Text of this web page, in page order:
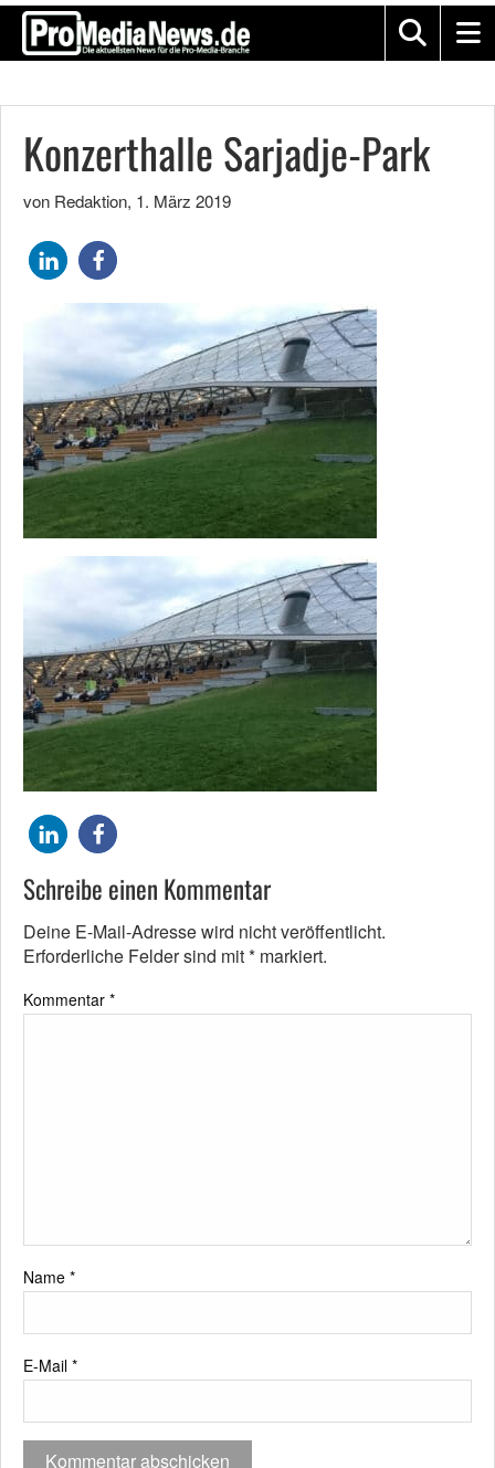
Konzerthalle Sarjadje-Park
von Redaktion, 1. März 2019
Schreibe einen Kommentar
Deine E-Mail-Adresse wird nicht veröffentlicht.
Erforderliche Felder sind mit* markiert.
Kommentar *
Name *
E-Mail *